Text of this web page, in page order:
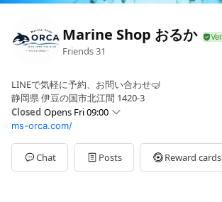
Marine Shop おるか
Friends31
LINEで気軽に予約、お問い合わせ🤿
静岡県 伊豆の国市北江間 1420-3
Closed Opens Fri 09:00
Sun09:00 - 18:00
Mon09:00 - 18:00
Tue09:00 - 18:00
Wed09:00 - 18:00
ms-orca.com/
Chat Posts Reward cards